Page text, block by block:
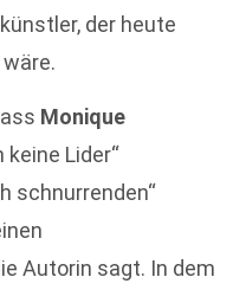
der heute
Monique
keine Lider“
schnurrenden“
Autorin sagt. In dem